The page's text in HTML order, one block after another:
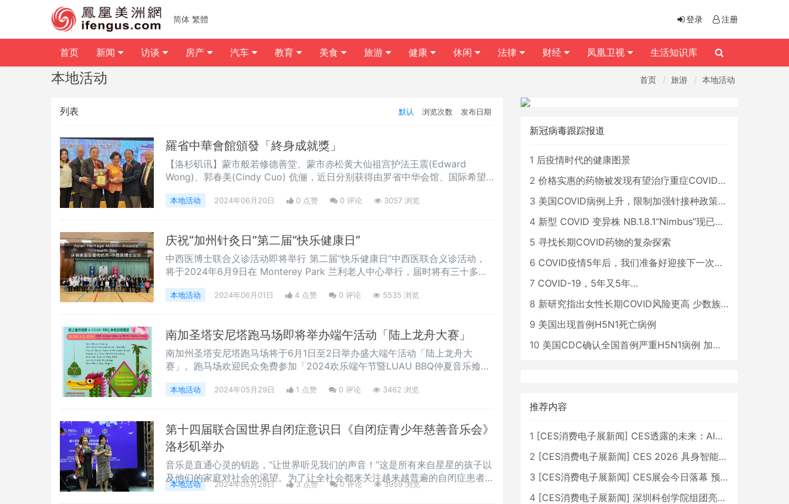
本地活动 首页 旅游 本地活动
列表 默认 浏览次数 发布日期
羅省中華會館頒發「終身成就獎」
【洛杉矶讯】蒙市般若修德善堂、蒙市赤松黄大仙祖宫护法王震(Edward
Wong)、郭春美(Cindy Cuo) 伉俪，近日分别获得由罗省中华会馆、国际希望
奖」，表彰他们夫妇过去数十年来对海内外社区之善行。罗省中华会馆颁发「终
本地活动 2024年06月20日 0 点赞 0 评论 3057 浏览
庆祝“加州针灸日”第二届“快乐健康日”
中西医博士联合义诊活动即将举行 第二届“快乐健康日”中西医联合义诊活动，
将于2024年6月9日在 Monterey Park 兰利老人中心举行，届时将有三十多位
国亚太裔公共事务联盟南加海岸分会(APAPA-PCC)、新方舟国际健康教育
本地活动 2024年06月01日 4 点赞 0 评论 5535 浏览
南加圣塔安尼塔跑马场即将举办端午活动「陆上龙舟大赛」
南加州圣塔安尼塔跑马场将于6月1日至2日举办盛大端午活动「陆上龙舟大
赛」。跑马场欢迎民众免费参加「2024欢乐端午节暨LUAU BBQ仲夏音乐飨
公园内举办。两天的系列活动包括观看精彩刺激的赛马和多元文化表演、参加别
本地活动 2024年05月29日 1 点赞 0 评论 3462 浏览
第十四届联合国世界自闭症意识日《自闭症青少年慈善音乐会》
洛杉矶举办
音乐是直通心灵的钥匙，“让世界听见我们的声音！”这是所有来自星星的孩子以
及他们的家庭对社会的渴望。为了让全社会都来关注越来越普遍的自闭症患者以
及他们的家庭，5月25日第十四届联合国世界自闭症意识日《自闭症青少年慈善
本地活动 2024年05月28日 3 点赞 0评论 3959 浏览
新冠病毒跟踪报道
1 后疫情时代的健康图景
2 价格实惠的药物被发现有望治疗重症COVID患者
3 美国COVID病例上升，限制加强针接种政策即将出台
4 新型 COVID 变异株 NB.1.8.1“Nimbus”现已在美国占据主导地位
5 寻找长期COVID药物的复杂探索
6 COVID疫情5年后，我们准备好迎接下一次大流行了吗？
7 COVID-19，5年又5年…
8 新研究指出女性长期COVID风险更高 少数族裔儿童存在差异
9 美国出现首例H5N1死亡病例
10 美国CDC确认全国首例严重H5N1病例 加州进入紧急状态
推荐内容
1 [CES消费电子展新闻] CES透露的未来：AI、机器人与智能生活大爆发
2 [CES消费电子展新闻] CES 2026 具身智能与创新领域 中国公司大放异彩
3 [CES消费电子展新闻] CES展会今日落幕 预计2026行业收入将超五千亿美元
4 [CES消费电子展新闻] 深圳科创学院组团亮相CES 广受好评
简体 繁體 登录 注册
首页 新闻 访谈 房产 汽车 教育 美食 旅游 健康 休闲 法律 财经 凤凰卫视 生活知识库